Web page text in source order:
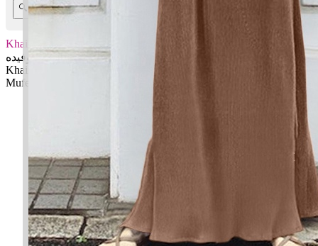
Khaira Mufeeda
خيرا موفيده
Khaira: Kebaikan
Mufeeda: Memberi manfaat
✚ Baju Baby Custom Nama 'Khaira Mufeeda'